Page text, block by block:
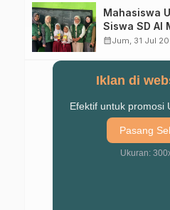
Mahasiswa UNU Pasuruan Ajak
Siswa SD Al
Kuasai
calendar_monthJum, 31 Jul
Iklan di
Efektif untuk promosi
Pasang
Ukuran: